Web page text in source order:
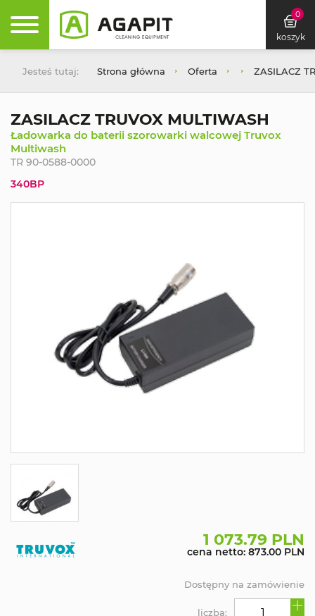
0
koszyk
Jesteś tutaj: Strona główna Oferta ZASILACZ
ZASILACZ TRUVOX MULTIWASH
Ładowarka do baterii szorowarki walcowej Truvox
Multiwash
TR 90-0588-0000
340BP
1 073.79 PLN
cena netto: 873.00 PLN
liczba:
Dostępny na zamówienie